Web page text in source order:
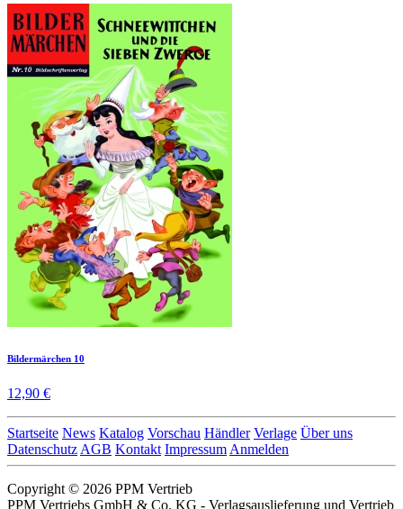
Bildermärchen 10
12,90 €
Startseite News Katalog Vorschau Händler Verlage Über uns
DatenschutzAGB Kontakt ImpressumAnmelden
Copyright © 2026 PPM Vertrieb
PPM Vertriebs GmbH & Co. KG - Verlagsauslieferung und Vertrieb